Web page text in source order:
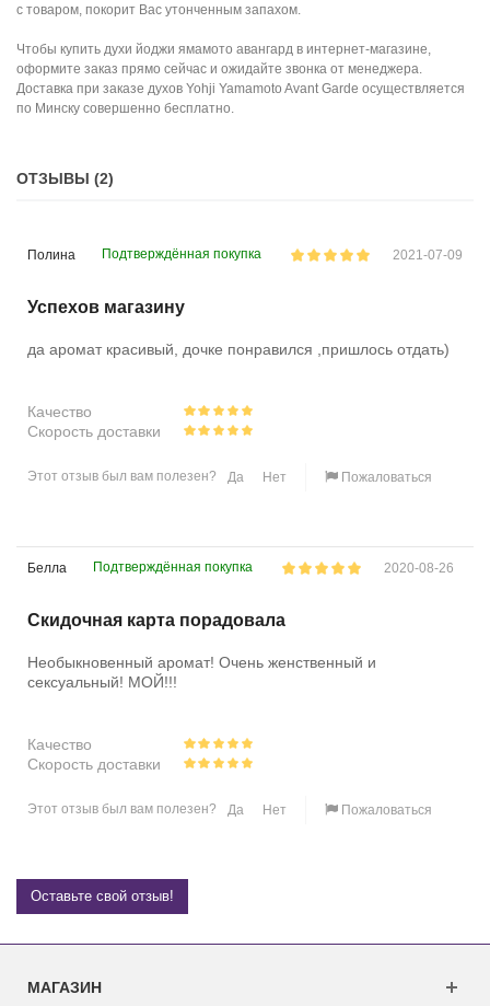
с товаром, покорит Вас утонченным запахом.
Чтобы купить духи йоджи ямамото авангард в интернет-магазине,
оформите заказ прямо сейчас и ожидайте звонка от менеджера.
Доставка при заказе духов Yohji Yamamoto Avant Garde осуществляется
по Минску совершенно бесплатно.
ОТЗЫВЫ (2)
Полина Подтверждённая покупка 2021-07-09
Успехов магазину
да аромат красивый, дочке понравился ,пришлось отдать)
Качество
Скорость доставки
Этот отзыв был вам полезен? Да Нет Пожаловаться
Белла Подтверждённая покупка 2020-08-26
Скидочная карта порадовала
Необыкновенный аромат! Очень женственный и
сексуальный! МОЙ!!!
Качество
Скорость доставки
Этот отзыв был вам полезен? Да Нет Пожаловаться
Оставьте свой отзыв!
МАГАЗИН